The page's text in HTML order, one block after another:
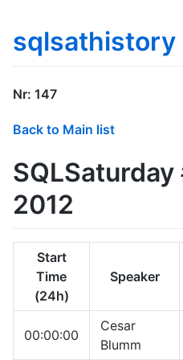
sqlsathistory
Nr: 147
Back to Main list
2012
Start
Time
(24h)
Speaker
00:00:00
Cesar
Blumm